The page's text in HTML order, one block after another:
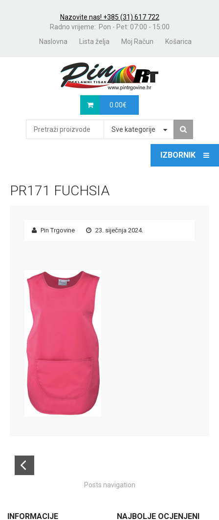
Nazovite nas! +385 (31) 617 722
Radno vrijeme: Pon - Pet: 07:00 - 15:00
Naslovna
Lista želja Moj Račun Košarica
0.00€
Sve kategorije
PR171 FUCHSIA
Pin Trgovine 23. siječnja 2024.
Posts navigation
INFORMACIJE
NAJBOLJE OCJENJENI